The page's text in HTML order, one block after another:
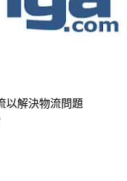
以解決物流問題